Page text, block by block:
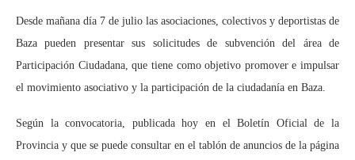
Desde mañana día 7 de julio las asociaciones, colectivos y deportistas de
Baza pueden presentar sus solicitudes de subvención del área de
Participación Ciudadana, que tiene como objetivo promover e impulsar
el movimiento asociativo y la participación de la ciudadanía en Baza.
Según la convocatoria, publicada hoy en el Boletín Oficial de la
Provincia y que se puede consultar en el tablón de anuncios de la página